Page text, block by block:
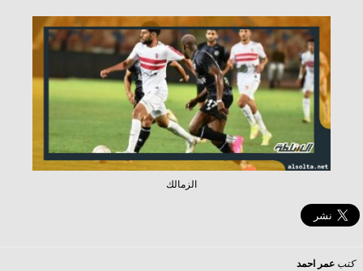
الزمالك
كتب عمر احمد